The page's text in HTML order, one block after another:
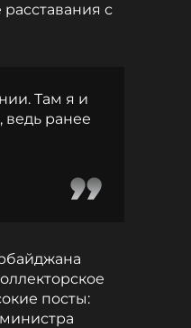
с
Там я и
ведь ранее
посты: